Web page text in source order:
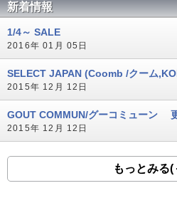
新着情報
1/4～ SALE
2016年 01月 05日
SELECT JAPAN (Coomb /クーム
2015年 12月 12日
GOUT COMMUN/グーコミューン
2015年 12月 12日
もっとみる(